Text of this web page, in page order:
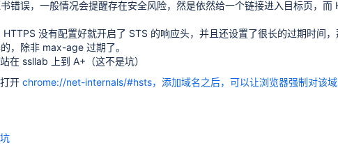
错误，一般情况会提醒存在安全风险，然是依然给一个链接进入目标页，
HTTPS 没有配置好就开启了 STS 的响应头，并且还设置了很长的过期时间
，除非 max-age 过期了。
在 ssllab 上到 A+（这不是坑）
开 chrome://net-internals/#hsts，添加域名之后，可以让浏览器强制对该